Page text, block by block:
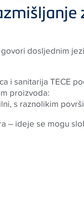
dosljednim
i sanitarija TECE
proizvoda:
s raznolikim
– ideje se mogu